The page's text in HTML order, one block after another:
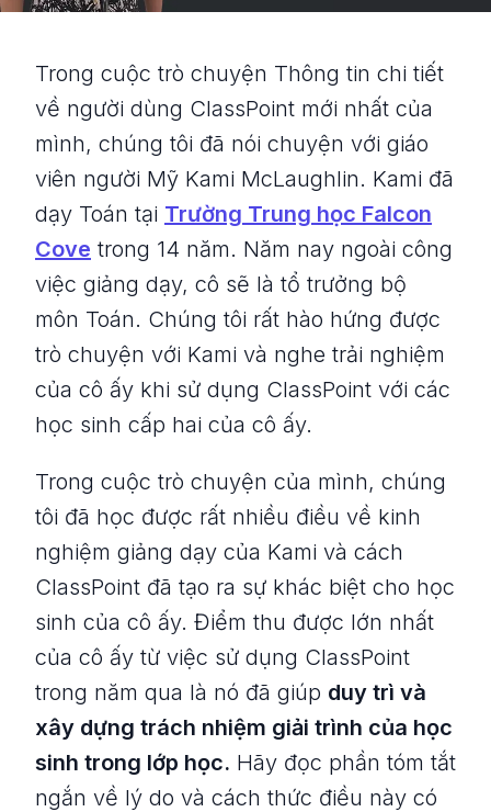
Trong cuộc trò chuyện Thông tin chi tiết
về người dùng ClassPoint mới nhất của
mình, chúng tôi đã nói chuyện với giáo
viên người Mỹ Kami McLaughlin. Kami đã
dạy Toán tại Trường Trung học Falcon
Cove trong 14 năm. Năm nay ngoài công
việc giảng dạy, cô sẽ là tổ trưởng bộ
môn Toán. Chúng tôi rất hào hứng được
trò chuyện với Kami và nghe trải nghiệm
của cô ấy khi sử dụng ClassPoint với các
học sinh cấp hai của cô ấy.
Trong cuộc trò chuyện của mình, chúng
tôi đã học được rất nhiều điều về kinh
nghiệm giảng dạy của Kami và cách
ClassPoint đã tạo ra sự khác biệt cho học
sinh của cô ấy. Điểm thu được lớn nhất
của cô ấy từ việc sử dụng ClassPoint
trong năm qua là nó đã giúp duy trì và
xây dựng trách nhiệm giải trình của học
sinh trong lớp học. Hãy đọc phần tóm tắt
ngắn về lý do và cách thức điều này có